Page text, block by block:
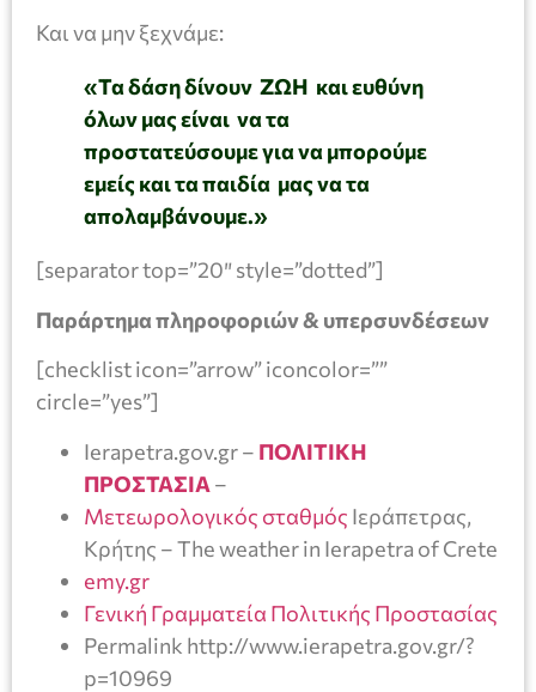
Και να μην ξεχνάμε:
«Τα δάση δίνουν ΖΩΗ και ευθύνη
όλων μας είναι να τα
προστατεύσουμε για να μπορούμε
εμείς και τα παιδία μας να τα
απολαμβάνουμε.»
[separator top=”20″ style=”dotted”]
Παράρτημα πληροφοριών & υπερσυνδέσεων
[checklist icon=”arrow” iconcolor=””
circle=”yes”]
Ierapetra.gov.gr – ΠΟΛΙΤΙΚΗ
ΠΡΟΣΤΑΣΙΑ –
Μετεωρολογικός σταθμός Ιεράπετρας,
Κρήτης – The weather in Ierapetra of Crete
emy.gr
Γενική Γραμματεία Πολιτικής Προστασίας
Permalink http://www.ierapetra.gov.gr/?
p=10969